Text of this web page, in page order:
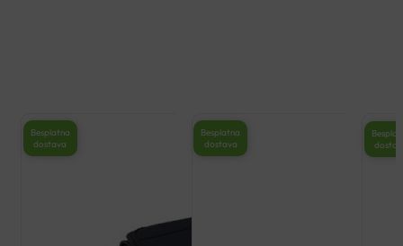
Besplatna
dostava
Besplatna
dostava